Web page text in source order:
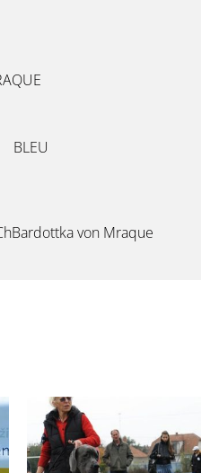
BLEU
von Mraque